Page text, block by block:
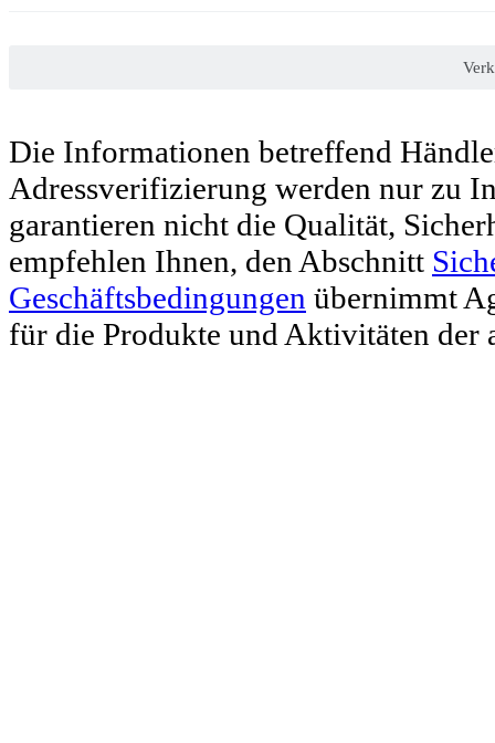
Die Informationen betreffend
Adressverifizierung werden nur zu
garantieren nicht die Qualität,
empfehlen Ihnen, den Abschnitt
Geschäftsbedingungen übernimmt
für die Produkte und Aktivitäten der